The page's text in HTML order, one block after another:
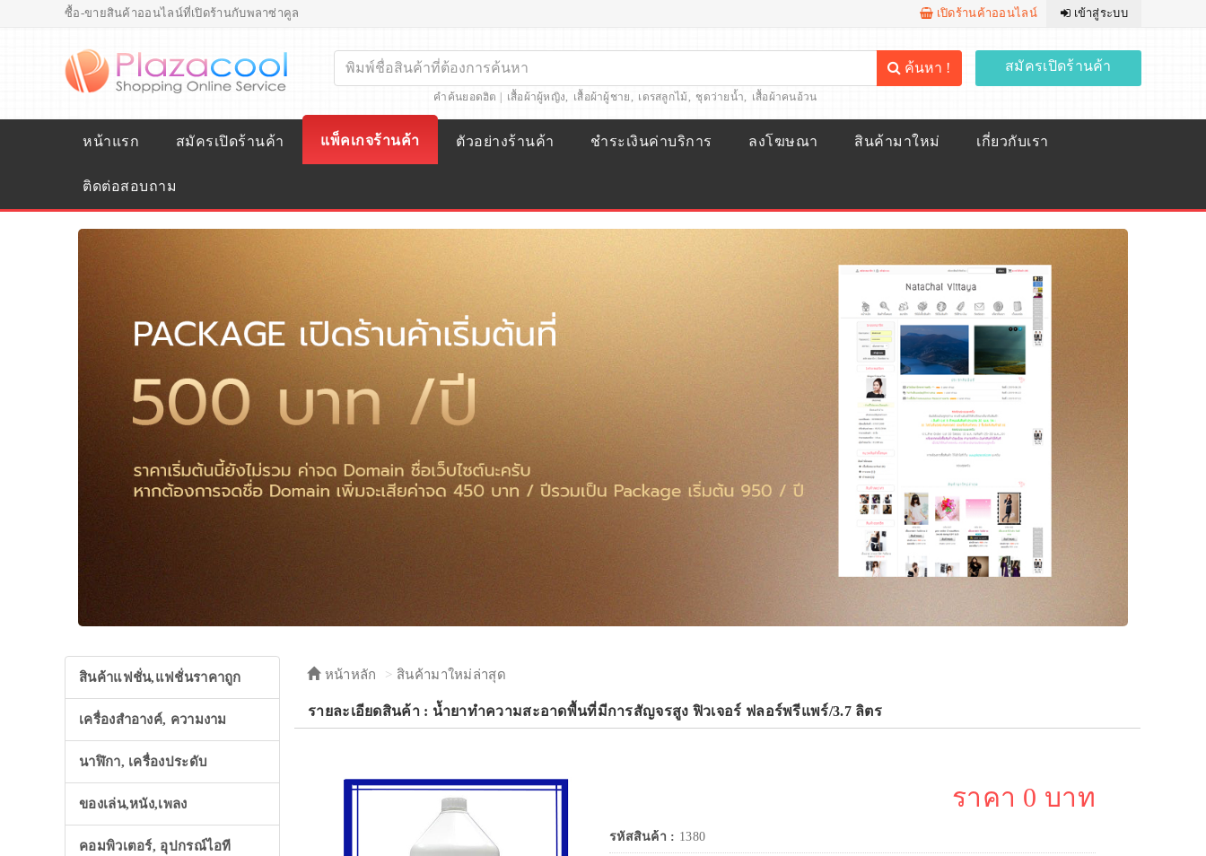
ซื้อ-ขายสินค้าออนไลน์ที่เปิดร้านกับพลาซ่าคูล เปิดร้านค้าออนไลน์ เข้าสู่ระบบ
ค้นหา !
คำค้นยอดฮิต | เสื้อผ้าผู้หญิง, เสื้อผ้าผู้ชาย, เดรสลูกไม้, ชุดว่ายน้ำ, เสื้อผ้าคนอ้วน
สมัครเปิดร้านค้า
หน้าแรก สมัครเปิดร้านค้า แพ็คเกจร้านค้า ตัวอย่างร้านค้า ชำระเงินค่าบริการ ลงโฆษณา สินค้ามาใหม่ เกี่ยวกับเรา
ติดต่อสอบถาม
สินค้าแฟชั่น,แฟชั่นราคาถูก
เครื่องสำอางค์, ความงาม
นาฬิกา, เครื่องประดับ
ของเล่น,หนัง,เพลง
คอมพิวเตอร์, อุปกรณ์ไอที
หน้าหลัก สินค้ามาใหม่ล่าสุด
รายละเอียดสินค้า : น้ำยาทำความสะอาดพื้นที่มีการสัญจรสูง ฟิวเจอร์ ฟลอร์พรีแพร์/3.7 ลิตร
ราคา 0 บาท
รหัสสินค้า : 1380